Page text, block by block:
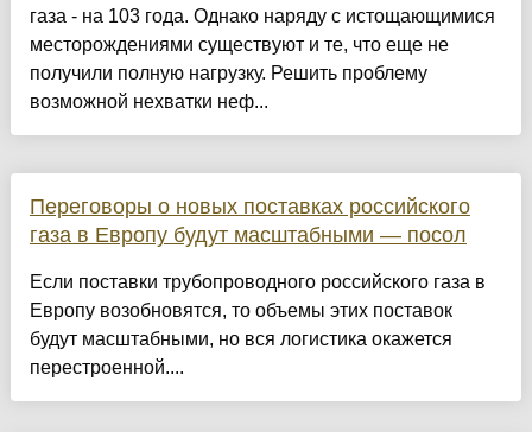
газа - на 103 года. Однако наряду с истощающимися
месторождениями существуют и те, что еще не
получили полную нагрузку. Решить проблему
возможной нехватки неф...
Переговоры о новых поставках российского
газа в Европу будут масштабными — посол
Если поставки трубопроводного российского газа в
Европу возобновятся, то объемы этих поставок
будут масштабными, но вся логистика окажется
перестроенной....